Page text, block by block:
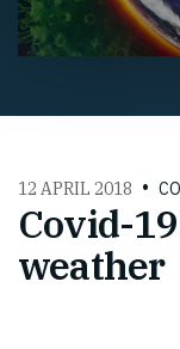
12 APRIL 2018
Covid-
weather